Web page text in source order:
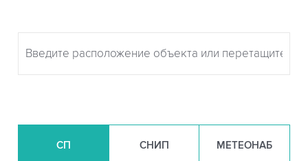
СП СНИП МЕТЕОНАБ